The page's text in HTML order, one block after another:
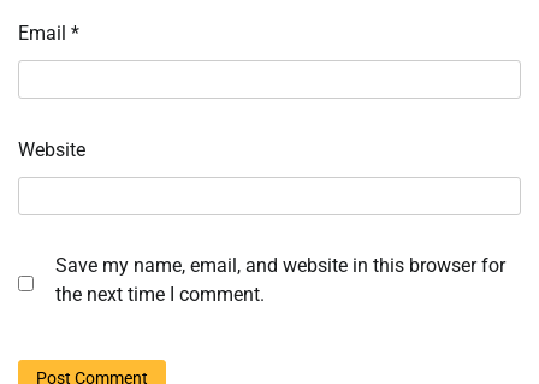
Email *
Website
Save my name, email, and website in this browser for
the next time I comment.